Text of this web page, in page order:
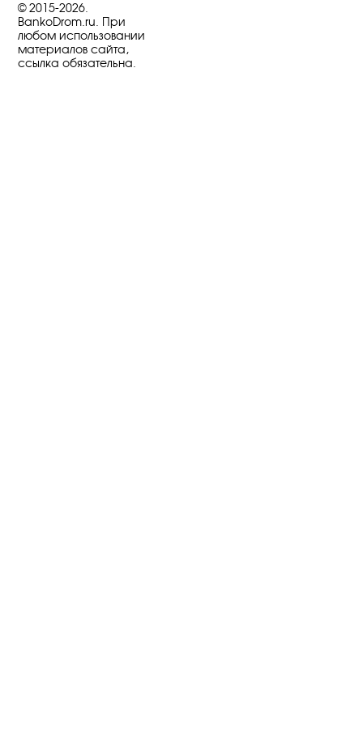
© 2015-2026.
BankoDrom.ru. При
любом использовании
материалов сайта,
ссылка обязательна.